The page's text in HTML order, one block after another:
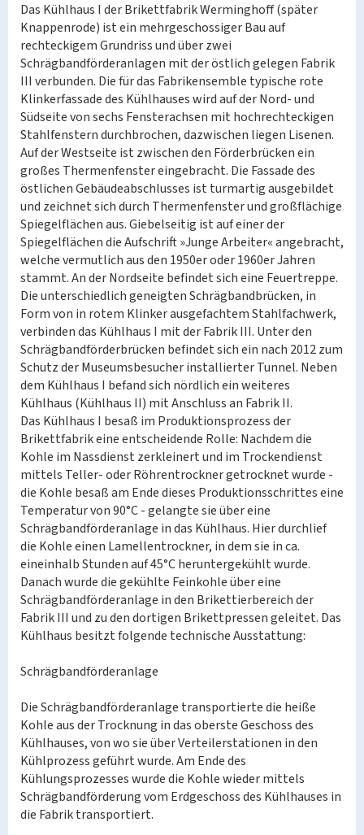
Das Kühlhaus I der Brikettfabrik Werminghoff (später
Knappenrode) ist ein mehrgeschossiger Bau auf
rechteckigem Grundriss und über zwei
Schrägbandförderanlagen mit der östlich gelegen Fabrik
III verbunden. Die für das Fabrikensemble typische rote
Klinkerfassade des Kühlhauses wird auf der Nord- und
Südseite von sechs Fensterachsen mit hochrechteckigen
Stahlfenstern durchbrochen, dazwischen liegen Lisenen.
Auf der Westseite ist zwischen den Förderbrücken ein
großes Thermenfenster eingebracht. Die Fassade des
östlichen Gebäudeabschlusses ist turmartig ausgebildet
und zeichnet sich durch Thermenfenster und großflächige
Spiegelflächen aus. Giebelseitig ist auf einer der
Spiegelflächen die Aufschrift »Junge Arbeiter« angebracht,
welche vermutlich aus den 1950er oder 1960er Jahren
stammt. An der Nordseite befindet sich eine Feuertreppe.
Die unterschiedlich geneigten Schrägbandbrücken, in
Form von in rotem Klinker ausgefachtem Stahlfachwerk,
verbinden das Kühlhaus I mit der Fabrik III. Unter den
Schrägbandförderbrücken befindet sich ein nach 2012 zum
Schutz der Museumsbesucher installierter Tunnel. Neben
dem Kühlhaus I befand sich nördlich ein weiteres
Kühlhaus (Kühlhaus II) mit Anschluss an Fabrik II.
Das Kühlhaus I besaß im Produktionsprozess der
Brikettfabrik eine entscheidende Rolle: Nachdem die
Kohle im Nassdienst zerkleinert und im Trockendienst
mittels Teller- oder Röhrentrockner getrocknet wurde -
die Kohle besaß am Ende dieses Produktionsschrittes eine
Temperatur von 90°C - gelangte sie über eine
Schrägbandförderanlage in das Kühlhaus. Hier durchlief
die Kohle einen Lamellentrockner, in dem sie in ca.
eineinhalb Stunden auf 45°C heruntergekühlt wurde.
Danach wurde die gekühlte Feinkohle über eine
Schrägbandförderanlage in den Brikettierbereich der
Fabrik III und zu den dortigen Brikettpressen geleitet. Das
Kühlhaus besitzt folgende technische Ausstattung:
Schrägbandförderanlage
Die Schrägbandförderanlage transportierte die heiße
Kohle aus der Trocknung in das oberste Geschoss des
Kühlhauses, von wo sie über Verteilerstationen in den
Kühlprozess geführt wurde. Am Ende des
Kühlungsprozesses wurde die Kohle wieder mittels
Schrägbandförderung vom Erdgeschoss des Kühlhauses in
die Fabrik transportiert.